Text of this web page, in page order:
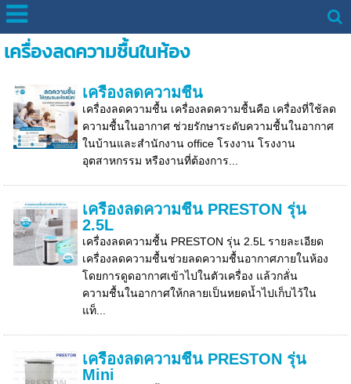
เครื่องลดความชื้นในห้อง
เครื่องลดความชื้น
เครื่องลดความชื้น เครื่องลดความชื้นคือ เครื่องที่ใช้ลด
ความชื้นในอากาศ ช่วยรักษาระดับความชื้นในอากาศ
ในบ้านและสำนักงาน office โรงงาน โรงงาน
อุตสาหกรรม หรืองานที่ต้องการ...
เครื่องลดความชื้น PRESTON รุ่น
2.5L
เครื่องลดความชื้น PRESTON รุ่น 2.5L รายละเอียด
เครื่องลดความชื้นช่วยลดความชื้นอากาศภายในห้อง
โดยการดูดอากาศเข้าไปในตัวเครื่อง แล้วกลั่น
ความชื้นในอากาศให้กลายเป็นหยดน้ำไปเก็บไว้ใน
แท็...
เครื่องลดความชื้น PRESTON รุ่น
Mini